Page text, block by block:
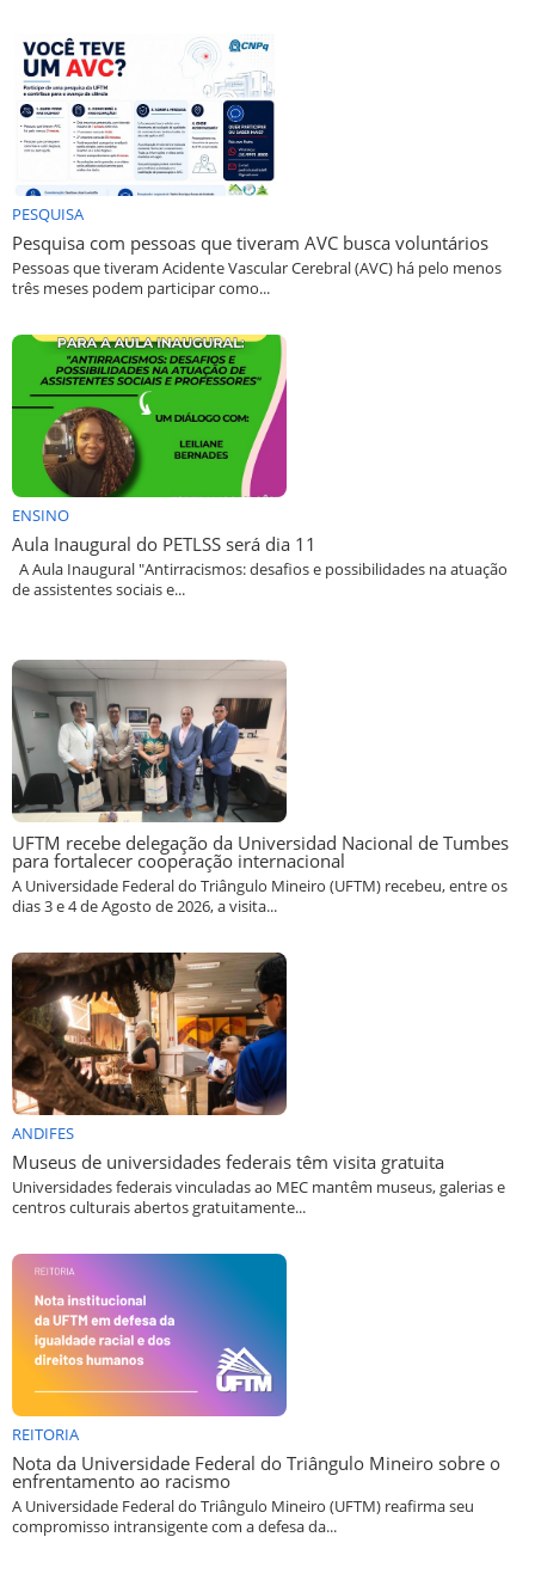
PESQUISA
Pesquisa com pessoas que tiveram AVC busca voluntários
Pessoas que tiveram Acidente Vascular Cerebral (AVC) há pelo menos
três meses podem participar como...
ENSINO
Aula Inaugural do PETLSS será dia 11
A Aula Inaugural "Antirracismos: desafios e possibilidades na atuação
de assistentes sociais e...
UFTM recebe delegação da Universidad Nacional de Tumbes
para fortalecer cooperação internacional
A Universidade Federal do Triângulo Mineiro (UFTM) recebeu, entre os
dias 3 e 4 de Agosto de 2026, a visita...
ANDIFES
Museus de universidades federais têm visita gratuita
Universidades federais vinculadas ao MEC mantêm museus, galerias e
centros culturais abertos gratuitamente...
REITORIA
Nota da Universidade Federal do Triângulo Mineiro sobre o
enfrentamento ao racismo
A Universidade Federal do Triângulo Mineiro (UFTM) reafirma seu
compromisso intransigente com a defesa da...